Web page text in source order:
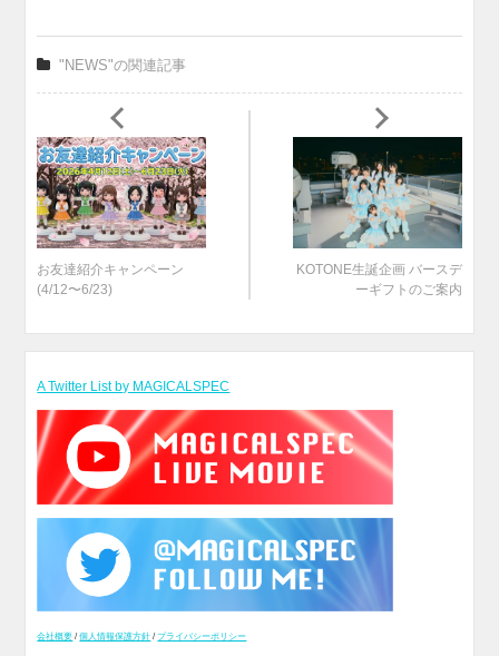
"NEWS"の関連記事
お友達紹介キャンペーン
(4/12〜6/23)
KOTONE生誕企画 バースデ
ーギフトのご案内
A Twitter List by MAGICALSPEC
会社概要 /個人情報保護方針 /プライバシーポリシー